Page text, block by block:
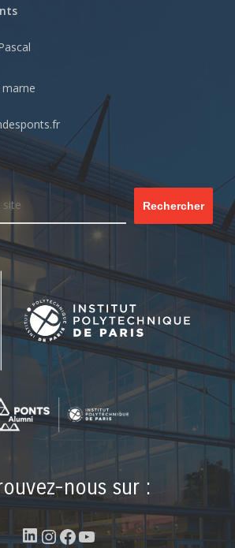
Rechercher
nous sur :
LinkedIn
Instagram
Facebook
YouTube